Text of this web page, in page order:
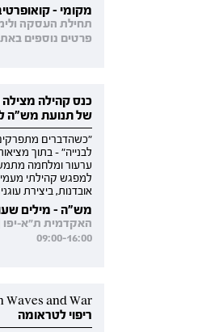
מקומי -
פרטים נוספים
כנס קהילה
של תנועת מש"ה
"כשהדברים
לבנייה" - בתוך
ערעור ומלחמה
למפגש קהילתי
אובדנות, ביצירת
מש"ה - מילים
09:00-16:00
ריפוי לטראומה